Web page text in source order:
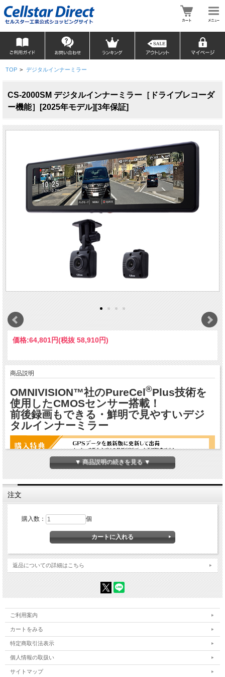
TOP > デジタルインナーミラー
CS-2000SM デジタルインナーミラー［ドライブレコーダ
ー機能］[2025年モデル][3年保証]
価格:64,801円(税抜 58,910円)
商品説明
OMNIVISION™社のPureCel®Plus技術を
使用したCMOSセンサー搭載！
前後録画もできる・鮮明で見やすいデジ
タルインナーミラー
▼ 商品説明の続きを見る ▼
注文
購入数： 個
返品についての詳細はこちら
ご利用案内
カートをみる
特定商取引法表示
個人情報の取扱い
サイトマップ